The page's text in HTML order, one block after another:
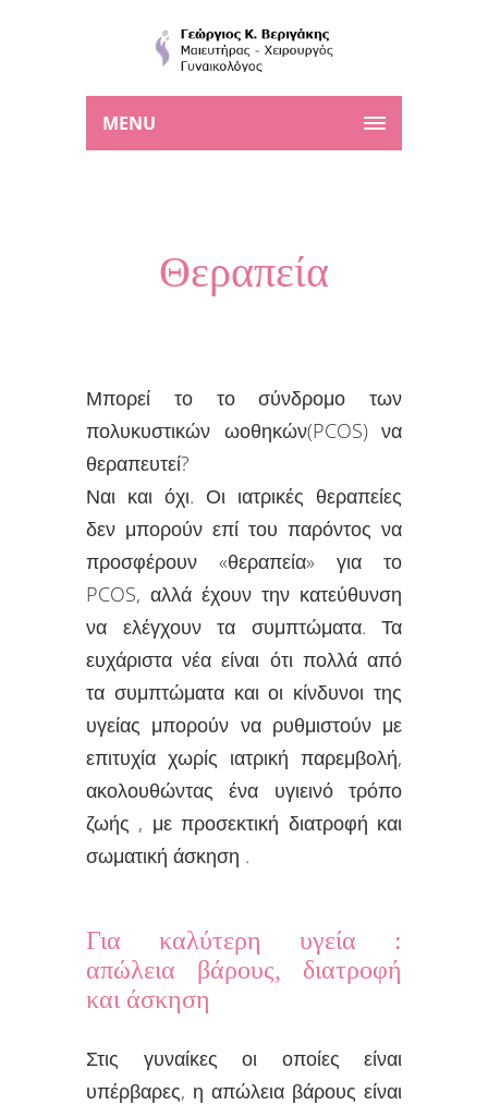
MENU
Θεραπεία
Μπορεί το το σύνδρομο των
πολυκυστικών ωοθηκών(PCOS) να
θεραπευτεί?
Ναι και όχι. Οι ιατρικές θεραπείες
δεν μπορούν επί του παρόντος να
προσφέρουν «θεραπεία» για το
PCOS, αλλά έχουν την κατεύθυνση
να ελέγχουν τα συμπτώματα. Τα
ευχάριστα νέα είναι ότι πολλά από
τα συμπτώματα και οι κίνδυνοι της
υγείας μπορούν να ρυθμιστούν με
επιτυχία χωρίς ιατρική παρεμβολή,
ακολουθώντας ένα υγιεινό τρόπο
ζωής , με προσεκτική διατροφή και
σωματική άσκηση .
Για καλύτερη υγεία :
απώλεια βάρους, διατροφή
και άσκηση
Στις γυναίκες οι οποίες είναι
υπέρβαρες, η απώλεια βάρους είναι